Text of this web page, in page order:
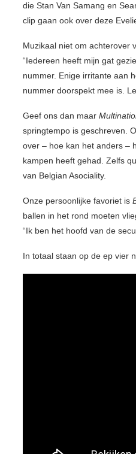
die Stan Van Samang en
clip gaan ook over deze
Muzikaal niet om achterover
“Iedereen heeft mijn gat
nummer. Enige irritante aan
nummer doorspekt mee is.
Geef ons dan maar
springtempo is geschreven.
over – hoe kan het anders –
kampen heeft gehad. Zelfs
van Belgian Asociality.
Onze persoonlijke favoriet is
ballen in het rond moeten
“Ik ben het hoofd van de
In totaal staan op de ep vier